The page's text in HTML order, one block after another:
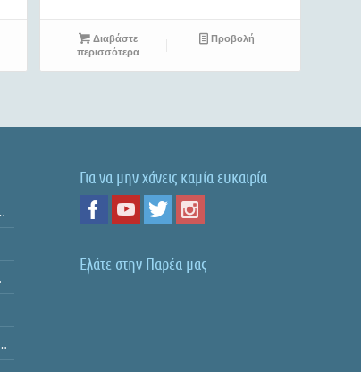
Διαβάστε
περισσότερα
Προβολή
Απορρήτου
Παραγγελίας
Για να μην χάνεις καμία ευκαιρία
Ελάτε στην Παρέα μας